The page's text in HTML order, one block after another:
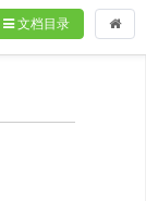
文档目录